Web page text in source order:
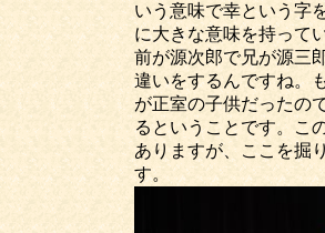
いう意味で幸という字
に大きな意味を持って
前が源次郎で兄が源三
違いをするんですね。
が正室の子供だったの
るということです。こ
ありますが、ここを掘
す。